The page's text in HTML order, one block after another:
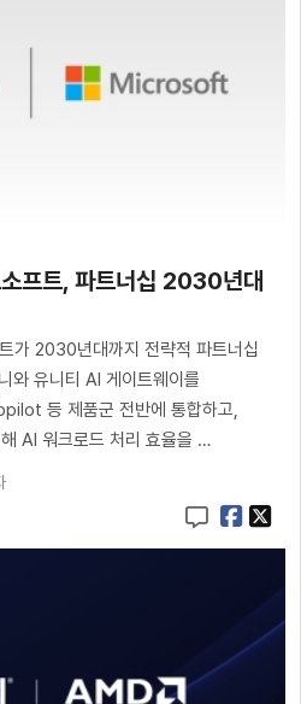
소프트, 파트너십 2030년대
가 2030년대까지 전략적 파트너십
와 유니티 AI 게이트웨이를
등 제품군 전반에 통합하고,
AI 워크로드 처리 효율을 …